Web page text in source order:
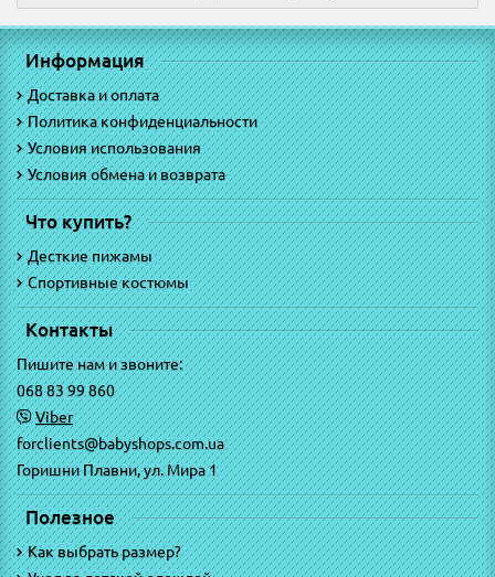
Информация
Доставка и оплата
Политика конфиденциальности
Условия использования
Условия обмена и возврата
Что купить?
Десткие пижамы
Спортивные костюмы
Контакты
Пишите нам и звоните:
068 83 99 860
Viber
forclients@babyshops.com.ua
Горишни Плавни, ул. Мира 1
Полезное
Как выбрать размер?